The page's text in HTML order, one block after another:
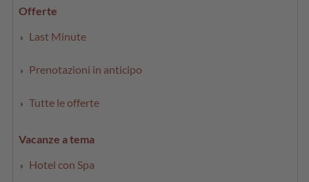
Offerte
Last Minute
Prenotazioni in anticipo
Tutte le offerte
Vacanze a tema
Hotel con Spa